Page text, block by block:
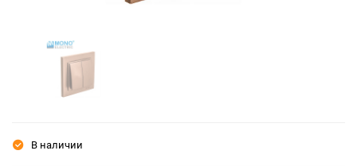
В наличии